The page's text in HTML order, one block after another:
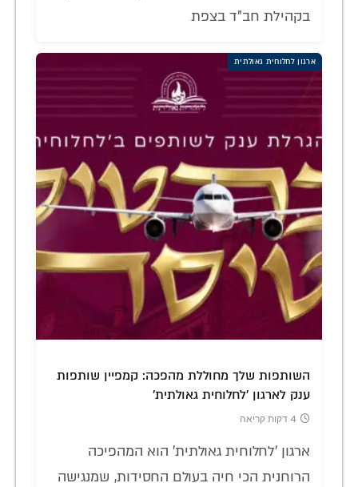
בקהילת חב"ד בצפת
ארגון לחלוחית גאולתית
השותפות שלך מחוללת מהפכה: קמפיין שותפות
ענק לארגון 'לחלוחית גאולתית'
4 דקות קריאה
ארגון 'לחלוחית גאולתית' הוא המהפיכה
הרוחנית הכי חיה בעולם החסידות, שמנגישה